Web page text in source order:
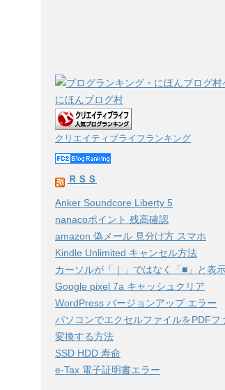
にほんブログ村
クリエイティブライフランキング
ＲＳＳ
Anker Soundcore Liberty 5
nanacoポイント 残高確認
amazon 偽メール 見分け方 スマホ
Kindle Unlimited キャンセル方法
カーソルが「｜」ではなく「■」と表
Google pixel 7a キャッシュクリア
WordPress バージョンアップ エラー
パソコンでエクセルファイルをPDFフ
変換する方法
SSD HDD 寿命
e-Tax 電子証明書エラー